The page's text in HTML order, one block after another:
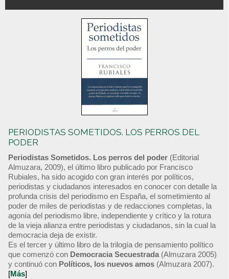
PERIODISTAS SOMETIDOS. LOS PERROS DEL
PODER
Periodistas Sometidos. Los perros del poder (Editorial
Almuzara, 2009), el último libro publicado por Francisco
Rubiales, ha sido acogido con gran interés por políticos,
periodistas y ciudadanos interesados en conocer con detalle la
profunda crisis del periodismo en España, el sometimiento al
poder de miles de periodistas y de redacciones completas, la
agonía del periodismo libre, independiente y crítico y la rotura
de la vieja alianza entre periodistas y ciudadanos, sin la cual la
democracia deja de existir.
Es el tercer y último libro de la trilogía de pensamiento político
que comenzó con Democracia Secuestrada (Almuzara 2005)
y continuó con Políticos, los nuevos amos (Almuzara 2007).
[Más]